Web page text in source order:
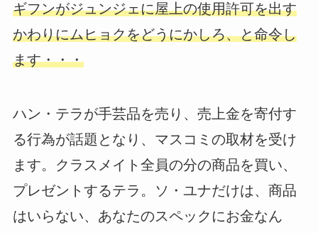
ギフンがジュンジェに屋上の使用許可を出す
かわりにムヒョクをどうにかしろ、と命令し
ます・・・
ハン・テラが手芸品を売り、売上金を寄付す
る行為が話題となり、マスコミの取材を受け
ます。クラスメイト全員の分の商品を買い、
プレゼントするテラ。ソ・ユナだけは、商品
はいらない、あなたのスペックにお金なん